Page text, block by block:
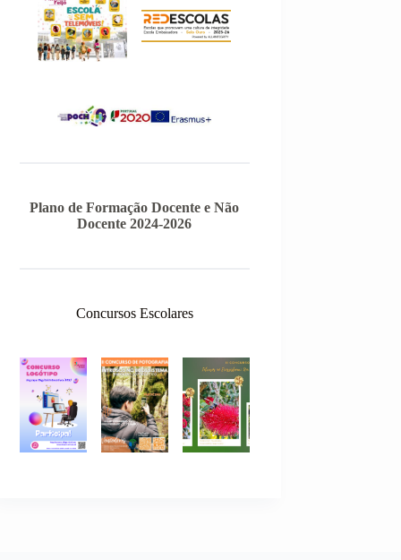
Plano de Formação Docente e Não
Docente 2024-2026
Concursos Escolares